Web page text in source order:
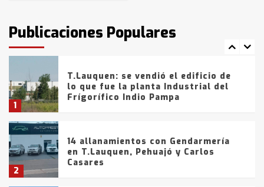
Publicaciones Populares
fueron detenidos por
comercialización de drogas en la
tarde del sábado
1
T.Lauquen: se vendió el edificio de
lo que fue la planta Industrial del
Frígorífico Indio Pampa
2
14 allanamientos con Gendarmería
en T.Lauquen, Pehuajó y Carlos
Casares